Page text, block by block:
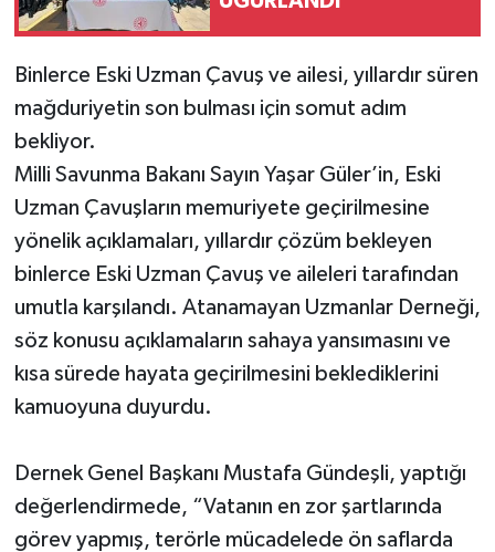
Binlerce Eski Uzman Çavuş ve ailesi, yıllardır süren
mağduriyetin son bulması için somut adım
bekliyor.
Milli Savunma Bakanı Sayın Yaşar Güler’in, Eski
Uzman Çavuşların memuriyete geçirilmesine
yönelik açıklamaları, yıllardır çözüm bekleyen
binlerce Eski Uzman Çavuş ve aileleri tarafından
umutla karşılandı. Atanamayan Uzmanlar Derneği,
söz konusu açıklamaların sahaya yansımasını ve
kısa sürede hayata geçirilmesini beklediklerini
kamuoyuna duyurdu.
Dernek Genel Başkanı Mustafa Gündeşli, yaptığı
değerlendirmede, “Vatanın en zor şartlarında
görev yapmış, terörle mücadelede ön saflarda